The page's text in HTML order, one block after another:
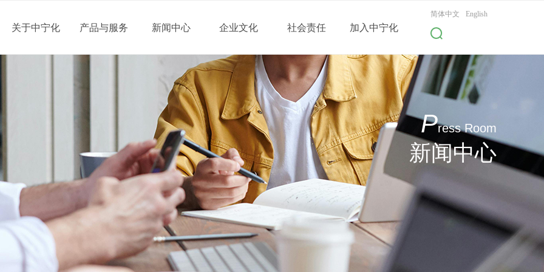
Press Room
新闻中心
简体中文 English
关于中宁化 产品与服务 新闻中心 企业文化 社会责任 加入中宁化